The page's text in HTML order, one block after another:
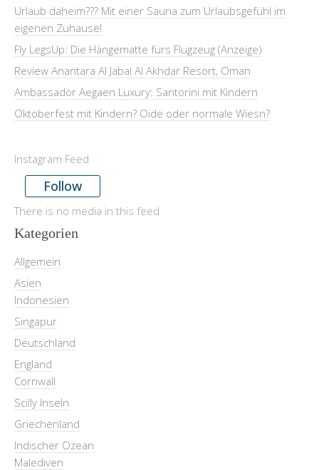
Urlaub daheim??? Mit einer Sauna zum Urlaubsgefühl im
eigenen Zuhause!
Fly LegsUp: Die Hängematte fürs Flugzeug (Anzeige)
Review Anantara Al Jabal Al Akhdar Resort, Oman
Ambassador Aegaen Luxury: Santorini mit Kindern
Oktoberfest mit Kindern? Oide oder normale Wiesn?
Instagram Feed
Follow
There is no media in this feed
Kategorien
Allgemein
Asien
Indonesien
Singapur
Deutschland
England
Cornwall
Scilly Inseln
Griechenland
Indischer Ozean
Malediven